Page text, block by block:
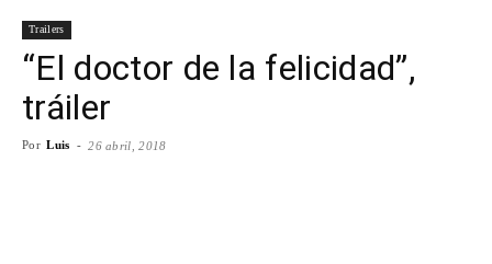
Trailers
“El doctor de la felicidad”,
tráiler
Por Luis - 26 abril, 2018